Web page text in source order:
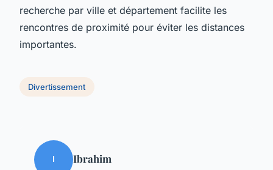
recherche par ville et département facilite les
rencontres de proximité pour éviter les distances
importantes.
Divertissement
I Ibrahim